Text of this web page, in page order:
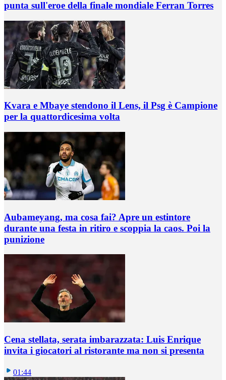
punta sull'eroe della finale mondiale Ferran Torres
Kvara e Mbaye stendono il Lens, il Psg è Campione
per la quattordicesima volta
Aubameyang, ma cosa fai? Apre un estintore
durante una festa in ritiro e scoppia la caos. Poi la
punizione
Cena stellata, serata imbarazzata: Luis Enrique
invita i giocatori al ristorante ma non si presenta
01:44